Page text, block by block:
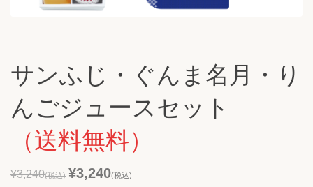
サンふじ・ぐんま名月・り
んごジュースセット
（送料無料）
¥3,240(税込) ¥3,240(税込)